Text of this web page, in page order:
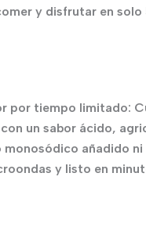
y disfrutar en solo
por tiempo limitado:
un sabor ácido,
añadido ni
y listo en